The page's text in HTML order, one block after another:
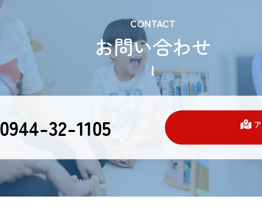
CONTACT
お問い合わせ
0944-32-1105 ア